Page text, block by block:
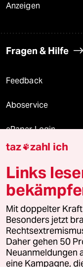
Anzeigen
Fragen & Hilfe
Feedback
Aboservice
ePaper Login
Downloads für
© 2026 taz Verlags
Alle Rechte vorbehalten.
wenden Sie sich bitte an
Feedback
taz zahl ich
Links
Mit doppelter
Besonders jetzt
Daher gehen 50
Neuanmeldungen
eine Kampagne,